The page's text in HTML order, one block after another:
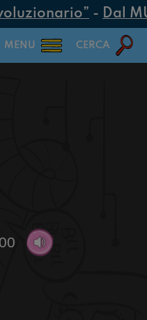
- Dal
MENU CERCA